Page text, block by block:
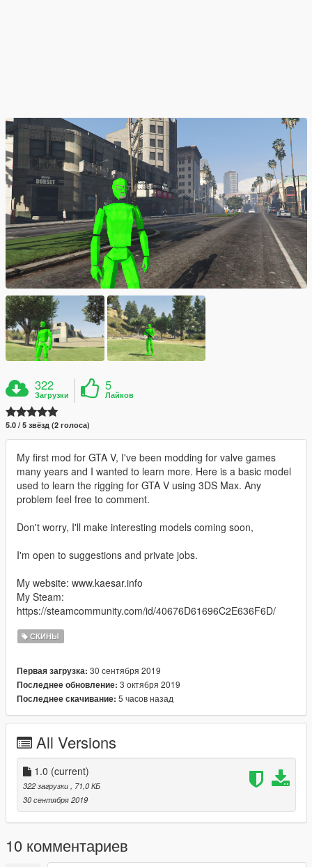
322
Загрузки
5
Лайков
5.0 / 5 звёзд (2 голоса)
My first mod for GTA V, I've been modding for valve games
many years and I wanted to learn more. Here is a basic model
used to learn the rigging for GTA V using 3DS Max. Any
problem feel free to comment.
Don't worry, I'll make interesting models coming soon,
I'm open to suggestions and private jobs.
My website: www.kaesar.info
My Steam:
https://steamcommunity.com/id/40676D61696C2E636F6D/
СКИНЫ
Первая загрузка: 30 сентября 2019
Последнее обновление: 3 октября 2019
Последнее скачивание: 5 часов назад
All Versions
1.0 (current)
322 загрузки, 71,0 КБ
30 сентября 2019
10 комментариев